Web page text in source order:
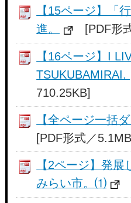
【15ページ】「
進。
[PDF形
【16ページ】I
TSUKUBAMIRAI.
710.25KB]
【全ページ一括
[PDF形式／
【2ページ】発
みらい市。⑴